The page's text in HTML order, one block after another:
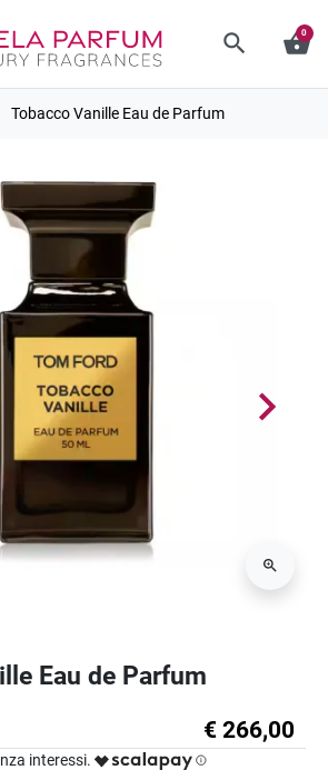
search shopping_basket
0
Tobacco Vanille Eau de Parfum
Eau de Parfum
€ 266,00
interessi.